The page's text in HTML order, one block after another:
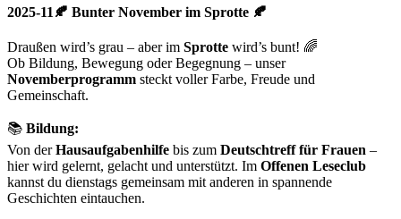
2025-11🍂 Bunter November im Sprotte 🍂
Draußen wird’s grau – aber im Sprotte wird’s bunt! 🌈
Ob Bildung, Bewegung oder Begegnung – unser
Novemberprogramm steckt voller Farbe, Freude und
Gemeinschaft.
📚 Bildung:
Von derHausaufgabenhilfe bis zum Deutschtreff für Frauen –
hier wird gelernt, gelacht und unterstützt. Im Offenen Leseclub
kannst du dienstags gemeinsam mit anderen in spannende
Geschichten eintauchen.